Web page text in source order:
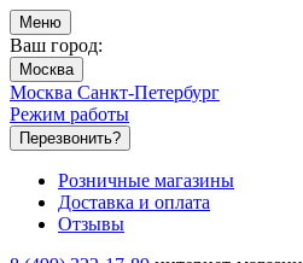
Меню
Ваш город:
Москва
Москва Санкт-Петербург
Режим работы
Перезвонить?
Розничные магазины
Доставка и оплата
Отзывы